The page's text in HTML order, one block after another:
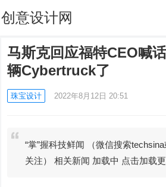
创意设计网
马斯克回应福特CEO喊
辆Cybertruck了
珠宝设计 2022年8月12日 20:51
“掌”握科技鲜闻 （微信搜索
关注） 相关新闻 加载中 点击加载